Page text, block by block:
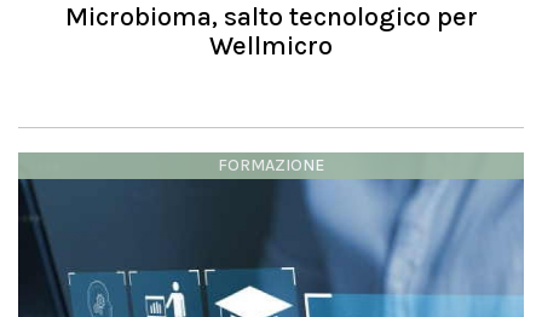
Microbioma, salto tecnologico per
Wellmicro
FORMAZIONE